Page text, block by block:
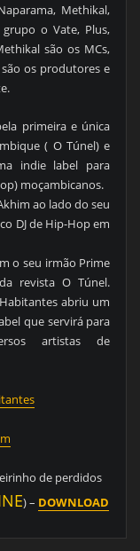
Methikal,
o Vate, Plus,
são os MCs,
são os produtores e
primeira e única
( O Túnel) e
indie label para
moçambicanos.
ao lado do seu
DJ de Hip-Hop em
o seu irmão Prime
revista O Túnel.
abriu um
que servirá para
artistas de
de perdidos
) – DOWNLOAD